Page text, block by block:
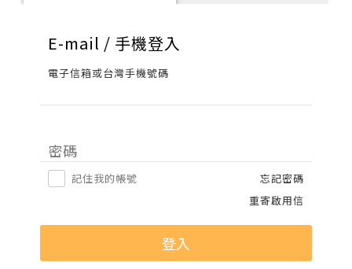
E-mail / 手機登入
電子信箱或台灣手機號碼
密碼
記住我的帳號
忘記密碼
重寄啟用信